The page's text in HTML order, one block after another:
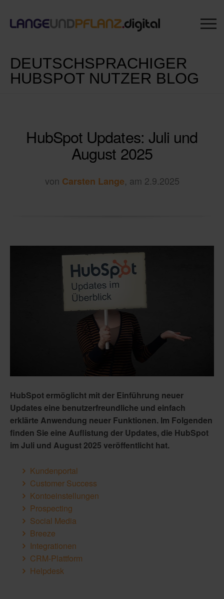
DEUTSCHSPRACHIGER
HUBSPOT NUTZER BLOG
HubSpot Updates: Juli und
August 2025
von Carsten Lange, am 2.9.2025
HubSpot ermöglicht mit der Einführung neuer
Updates eine benutzerfreundliche und einfach
erklärte Anwendung neuer Funktionen. Im Folgenden
finden Sie eine Auflistung der Updates, die HubSpot
im Juli und August 2025 veröffentlicht hat.
Kundenportal
Customer Success
Kontoeinstellungen
Prospecting
Social Media
Breeze
Integrationen
CRM-Plattform
Helpdesk